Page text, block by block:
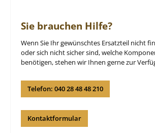
Sie brauchen Hilfe?
Wenn Sie Ihr gewünschtes Ersatzteil nicht
oder sich nicht sicher sind, welche
benötigen, stehen wir Ihnen gerne zur
Telefon: 040 28 48 48 210
Kontaktformular